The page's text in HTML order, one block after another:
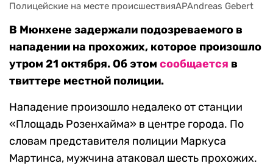
Полицейские на месте происшествияAPAndreas Gebert
В Мюнхене задержали подозреваемого в
нападении на прохожих, которое произошло
утром 21 октября. Об этом сообщается в
твиттере местной полиции.
Нападение произошло недалеко от станции
«Площадь Розенхайма» в центре города. По
словам представителя полиции Маркуса
Мартинса, мужчина атаковал шесть прохожих.